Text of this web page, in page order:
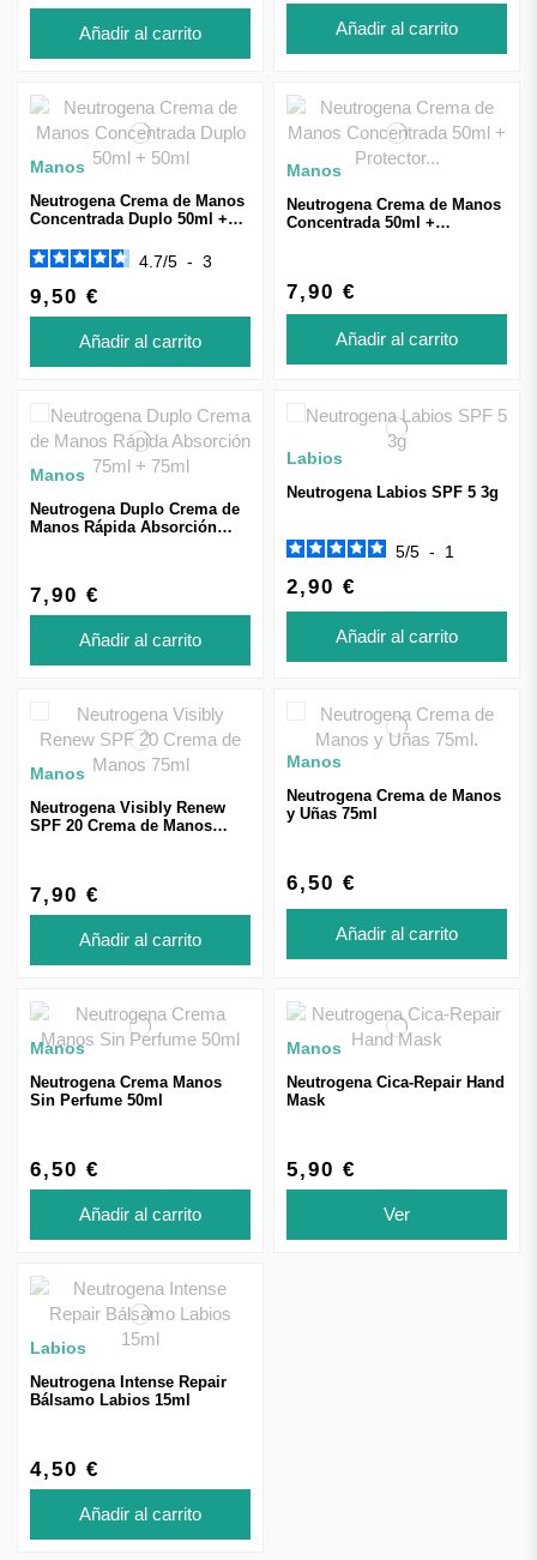
Elige la crema adaptada a la necesidad de tu piel en la
completa gama de productos de Neutrogena que te
ofrecemos en Farmagranada.
Añadir al carrito Añadir al carrito
Manos
Neutrogena Crema de Manos
Concentrada Duplo 50ml +
4.7/5 - 3
9,50 €
Añadir al carrito
Manos
Neutrogena Crema de Manos
Concentrada 50ml +
7,90 €
Añadir al carrito
Manos
Neutrogena Duplo Crema de
Manos Rápida Absorción
7,90 €
Añadir al carrito
Labios
Neutrogena Labios SPF 5 3g
5/5 - 1
2,90 €
Añadir al carrito
Manos
Neutrogena Visibly Renew
SPF 20 Crema de Manos
7,90 €
Añadir al carrito
Manos
Neutrogena Crema de Manos
y Uñas 75ml
6,50 €
Añadir al carrito
Manos
Neutrogena Crema Manos
Sin Perfume 50ml
6,50 €
Añadir al carrito
Manos
Neutrogena Cica-Repair Hand
Mask
5,90 €
Ver
Labios
Neutrogena Intense Repair
Bálsamo Labios 15ml
4,50 €
Añadir al carrito